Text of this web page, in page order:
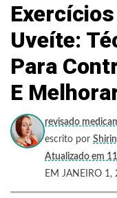
Uveíte:
Para
E
revisado
escrito por
Atualizado em
EM JANEIRO 1,